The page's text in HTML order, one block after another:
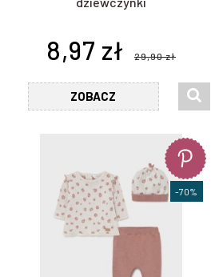
8,97 zł 29,90 zł
ZOBACZ
-70%